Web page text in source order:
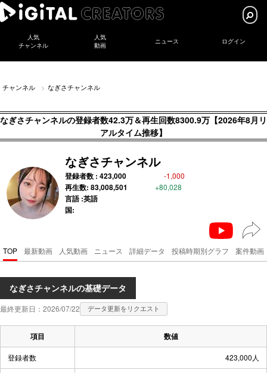
人気
チャンネル
人気
動画
ニュース ログイン
チャンネル なぎさチャンネル
なぎさチャンネルの登録者数42.3万＆再生回数8300.9万【2026年8月リ
アルタイム推移】
なぎさチャンネル
登録者数 : 423,000 -1,000
再生数: 83,008,501 +80,028
言語 :英語
国:
TOP 最新動画 人気動画 ニュース 詳細データ 投稿時期別グラフ 案件動画
なぎさチャンネルの基礎データ
最終更新日：2026/07/22 データ更新をリクエスト
項目 数値
登録者数 423,000人